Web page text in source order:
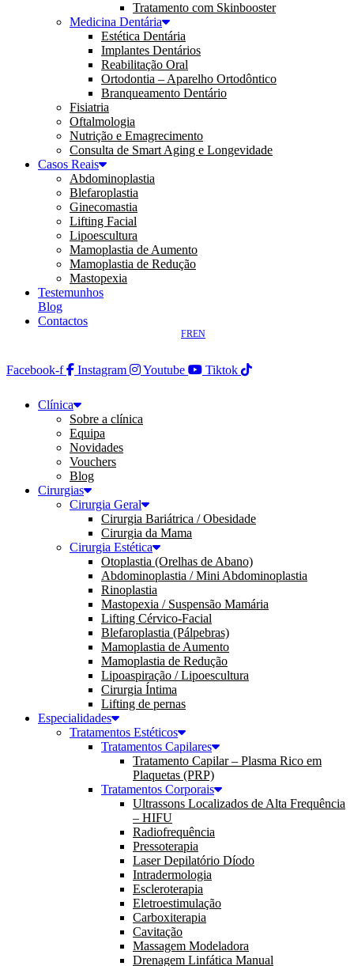
Tratamento com Skinbooster
Medicina Dentária
Estética Dentária
Implantes Dentários
Reabilitação Oral
Ortodontia – Aparelho Ortodôntico
Branqueamento Dentário
Fisiatria
Oftalmologia
Nutrição e Emagrecimento
Consulta de Smart Aging e Longevidade
Casos Reais
Abdominoplastia
Blefaroplastia
Ginecomastia
Lifting Facial
Lipoescultura
Mamoplastia de Aumento
Mamoplastia de Redução
Mastopexia
Testemunhos
Blog
Contactos
EN
FR
Facebook-f Instagram Youtube Tiktok
Clínica
Sobre a clínica
Equipa
Novidades
Vouchers
Blog
Cirurgias
Cirurgia Geral
Cirurgia Bariátrica / Obesidade
Cirurgia da Mama
Cirurgia Estética
Otoplastia (Orelhas de Abano)
Abdominoplastia / Mini Abdominoplastia
Rinoplastia
Mastopexia / Suspensão Mamária
Lifting Cérvico-Facial
Blefaroplastia (Pálpebras)
Mamoplastia de Aumento
Mamoplastia de Redução
Lipoaspiração / Lipoescultura
Cirurgia Íntima
Lifting de pernas
Especialidades
Tratamentos Estéticos
Tratamentos Capilares
Tratamento Capilar – Plasma Rico em
Plaquetas (PRP)
Tratamentos Corporais
Ultrassons Localizados de Alta Frequência
– HIFU
Radiofrequência
Pressoterapia
Laser Depilatório Díodo
Intradermologia
Escleroterapia
Eletroestimulação
Carboxiterapia
Cavitação
Massagem Modeladora
Drenagem Linfática Manual